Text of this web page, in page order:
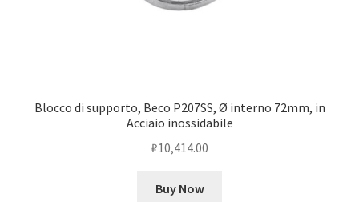
Blocco di supporto, Beco P207SS, Ø interno 72mm, in
Acciaio inossidabile
₽10,414.00
Buy Now